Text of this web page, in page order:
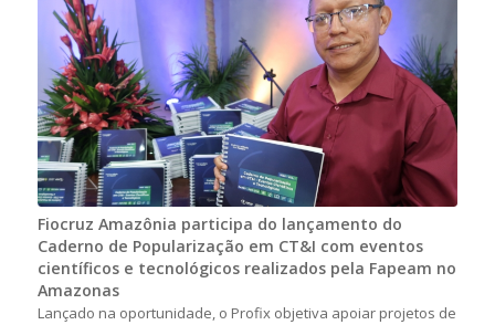
Fiocruz Amazônia participa do lançamento do
Caderno de Popularização em CT&I com eventos
científicos e tecnológicos realizados pela Fapeam no
Amazonas
Lançado na oportunidade, o Profix objetiva apoiar projetos de